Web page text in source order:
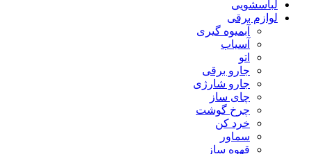
لباسشویی
لوازم برقی
آبمیوه گیری
آسیاب
اتو
جارو برقی
جارو شارژی
چای ساز
چرخ گوشت
خرد کن
سماور
قهوه ساز